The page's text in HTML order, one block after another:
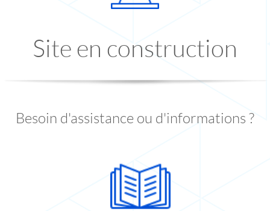
Site en construction
Besoin d'assistance ou d'informations ?